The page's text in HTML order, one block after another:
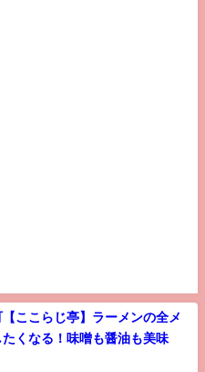
ここらじ亭】ラーメンの全メ
くなる！味噌も醤油も美味